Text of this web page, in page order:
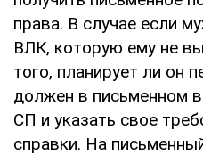
права. В случае если
ВЛК, которую ему не
того, планирует ли он
должен в письменном
СП и указать свое
справки. На